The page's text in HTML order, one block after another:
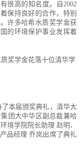
很高的知名度。自2002
保持良好的合作，特别
许多哈希水质奖学金获
的环境保护事业发挥着
本届颁奖典礼，清华大
团大中华区副总裁兼哈
境学院院长助理 赵明、
品经理 乔岚出席了典礼